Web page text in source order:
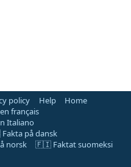
policy Help
Home
français
Italiano
på dansk
norsk
🇫🇮 Faktat suomeksi